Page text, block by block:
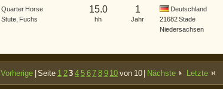
Quarter Horse
Stute Fuchs
15.0
hh
1
Jahr
Deutschland
21682Stade
Niedersachsen
Vorherige| Seite 1 23 4 5 67 8 9 10 von 10 | Nächste Letzte